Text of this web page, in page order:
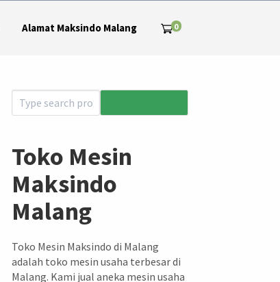
Alamat Maksindo Malang 0
Toko Mesin
Maksindo
Malang
Toko Mesin Maksindo di Malang
adalah toko mesin usaha terbesar di
Malang. Kami jual aneka mesin usaha